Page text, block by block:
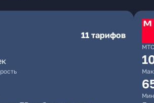
11 тарифов
МТС